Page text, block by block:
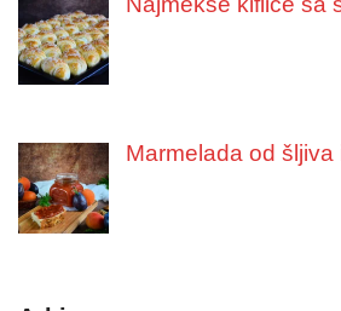
Marmelada od šljiva